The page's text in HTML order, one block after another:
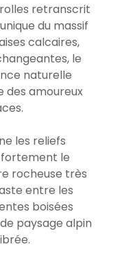
retranscrit
du massif
calcaires,
le
naturelle
amoureux
les reliefs
le
rocheuse très
entre les
boisées
paysage alpin